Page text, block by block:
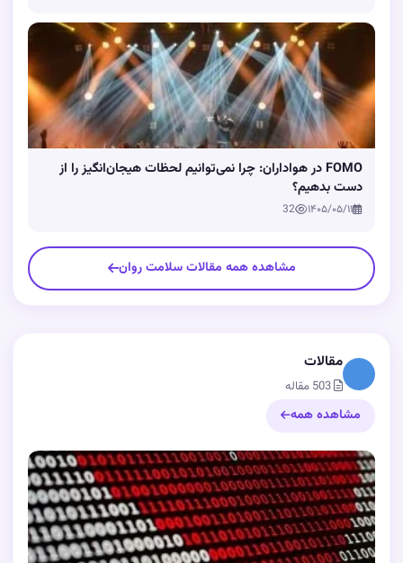
FOMO در هواداران: چرا نمی‌توانیم لحظات هیجان‌انگیز را از
دست بدهیم؟
۱۴۰۵/۰۵/۱۱ 32
مشاهده همه مقالات سلامت روان
مقالات
مشاهده همه